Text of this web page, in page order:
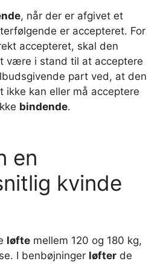
, når der er afgivet et
er accepteret. For
accepteret, skal den
være i stand til at acceptere
part ved, at den
ikke kan eller må acceptere
bindende.
en
kvinde
løfte mellem 120 og 180 kg,
I benbøjninger løfter de